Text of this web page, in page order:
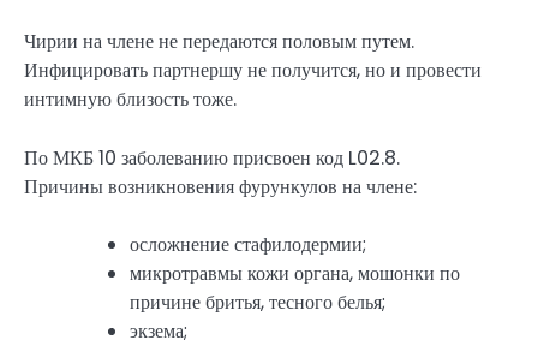
Чирии на члене не передаются половым путем.
Инфицировать партнершу не получится, но и провести
интимную близость тоже.
По МКБ 10 заболеванию присвоен код L02.8.
Причины возникновения фурункулов на члене:
осложнение стафилодермии;
микротравмы кожи органа, мошонки по
причине бритья, тесного белья;
экзема;